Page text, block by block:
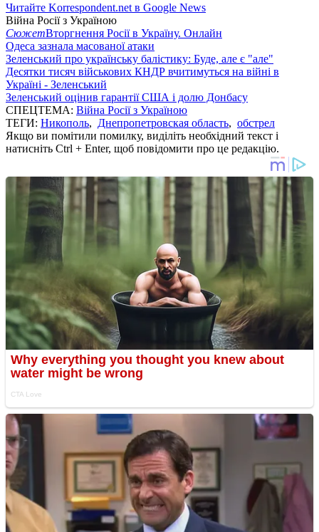
Читайте Korrespondent.net в Google News
Війна Росії з Україною
СюжетВторгнення Росії в Україну. Онлайн
Одеса зазнала масованої атаки
Зеленський про українську балістику: Буде, але є "але"
Десятки тисяч військових КНДР вчитимуться на війні в
Україні - Зеленський
Зеленський оцінив гарантії США і долю Донбасу
СПЕЦТЕМА: Війна Росії з Україною
ТЕГИ: Никополь, Днепропетровская область, обстрел
Якщо ви помітили помилку, виділіть необхідний текст і
натисніть Ctrl + Enter, щоб повідомити про це редакцію.